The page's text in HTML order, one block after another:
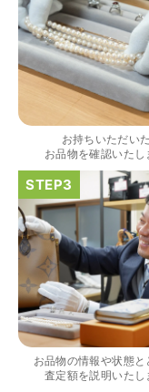
（大阪府大阪市）
出していただいた
（大阪府大阪市）
ムページの皆様の
めての利用でしたが
く良かったです。
ススメです。
お持ちいただいた
お品物を確認いたし
お品物の情報や状態と
査定額を説明いたし